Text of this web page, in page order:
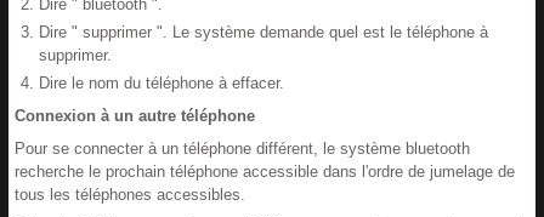
Dire " bluetooth ".
Dire " supprimer ". Le système demande quel est le téléphone à
supprimer.
Dire le nom du téléphone à effacer.
Connexion à un autre téléphone
Pour se connecter à un téléphone différent, le système bluetooth
recherche le prochain téléphone accessible dans l'ordre de jumelage de
tous les téléphones accessibles.